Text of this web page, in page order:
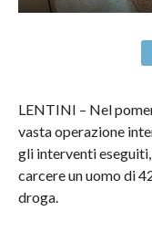
LENTINI – Nel
vasta operazione
gli interventi
carcere un uomo di
droga.